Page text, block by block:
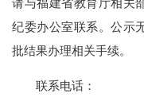
请与福建省教育厅相关
纪委办公室联系。公示
批结果办理相关手续。
联系电话：